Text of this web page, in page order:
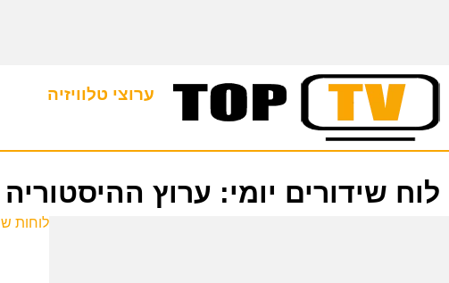
ערוצי טלוויזיה
לוח שידורים יומי: ערוץ ההיסטוריה 13-06-2026
לוחות